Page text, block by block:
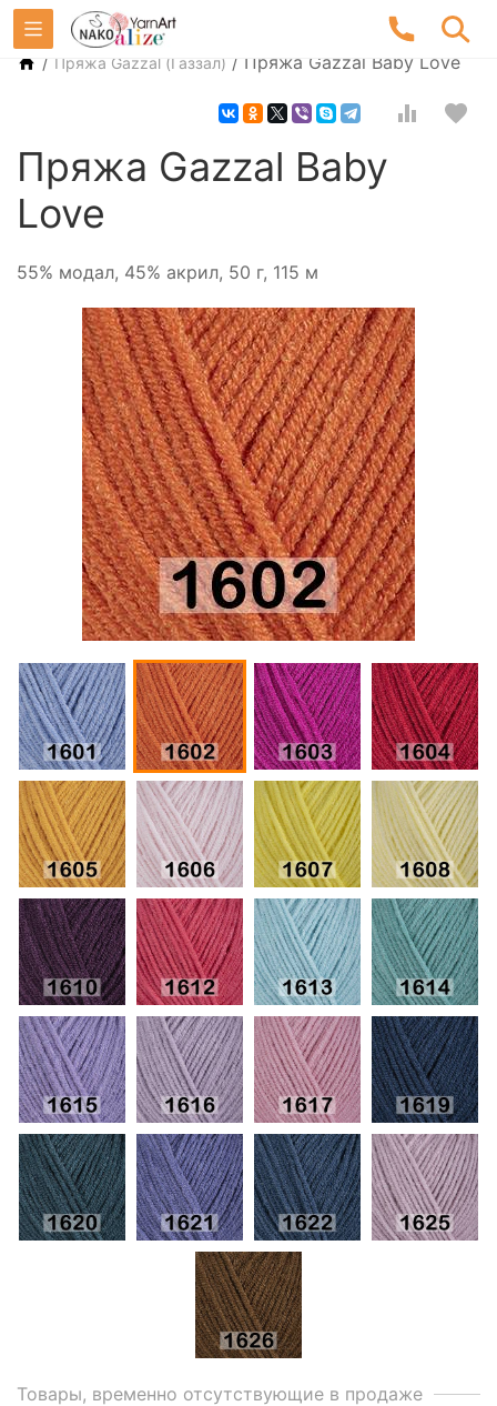
/ Пряжа Gazzal (Газзал) / Пряжа Gazzal Baby Love
Пряжа Gazzal Baby
Love
55% модал, 45% акрил, 50 г, 115 м
Товары, временно отсутствующие в продаже